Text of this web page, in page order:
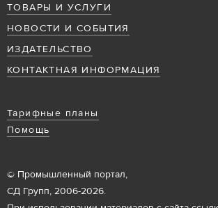
ТОВАРЫ И УСЛУГИ
НОВОСТИ И СОБЫТИЯ
ИЗДАТЕЛЬСТВО
КОНТАКТНАЯ ИНФОРМАЦИЯ
Тарифные планы
Помощь
© Промышленный портал,
СД Групп, 2006-2026.